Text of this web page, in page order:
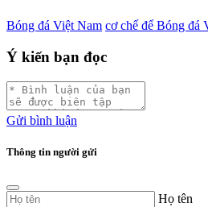
Bóng đá Việt Nam cơ chế để Bóng đá
Ý kiến bạn đọc
Gửi bình luận
Thông tin người gửi
Họ tên